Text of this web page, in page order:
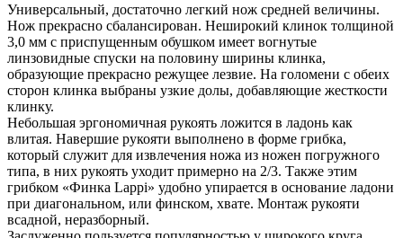
Универсальный, достаточно легкий нож средней величины.
Нож прекрасно сбалансирован. Неширокий клинок толщиной
3,0 мм с приспущенным обушком имеет вогнутые
линзовидные спуски на половину ширины клинка,
образующие прекрасно режущее лезвие. На голомени с обеих
сторон клинка выбраны узкие долы, добавляющие жесткости
клинку.
Небольшая эргономичная рукоять ложится в ладонь как
влитая. Навершие рукояти выполнено в форме грибка,
который служит для извлечения ножа из ножен погружного
типа, в них рукоять уходит примерно на 2/3. Также этим
грибком «Финка Lappi» удобно упирается в основание ладони
при диагональном, или финском, хвате. Монтаж рукояти
всадной, неразборный.